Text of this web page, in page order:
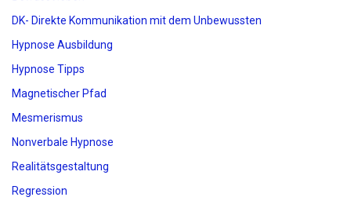
DK- Direkte Kommunikation mit dem Unbewussten
Hypnose Ausbildung
Hypnose Tipps
Magnetischer Pfad
Mesmerismus
Nonverbale Hypnose
Realitätsgestaltung
Regression